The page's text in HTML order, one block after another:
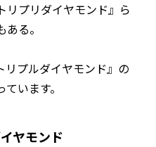
リプリダイヤモンド』ら
る。
リプルダイヤモンド』の
います。
ヤモンド